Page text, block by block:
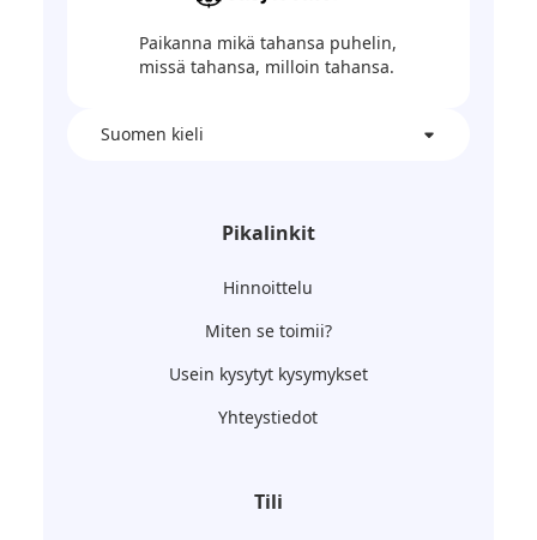
Paikanna mikä tahansa puhelin,
missä tahansa, milloin tahansa.
Suomen kieli
Pikalinkit
Hinnoittelu
Miten se toimii?
Usein kysytyt kysymykset
Yhteystiedot
Tili